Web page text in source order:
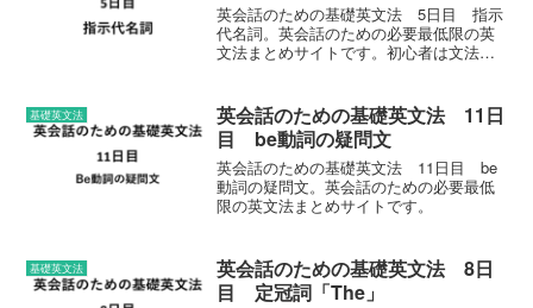
英会話のための基礎英文法 5日目 指示
代名詞。英会話のための必要最低限の英
文法まとめサイトです。初心者は文法、
でお楽しみください。
基礎英文法
英会話のための基礎英文法 11日
目 be動詞の疑問文
英会話のための基礎英文法 11日目 be
動詞の疑問文。英会話のための必要最低
限の英文法まとめサイトです。
基礎英文法
英会話のための基礎英文法 8日
目 定冠詞「The」